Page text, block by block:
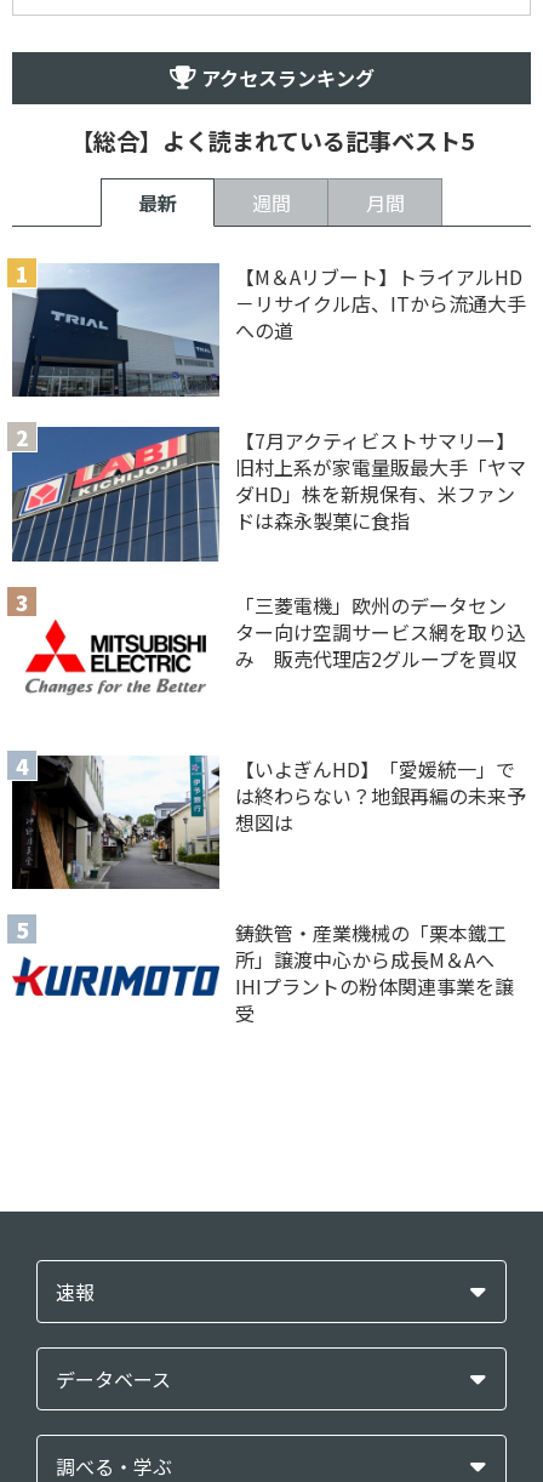
アクセスランキング
【総合】よく読まれている記事ベスト5
最新 週間 月間
【M＆Aリブート】トライアルHD
－リサイクル店、ITから流通大手
への道
【7月アクティビストサマリー】
旧村上系が家電量販最大手「ヤマ
ダHD」株を新規保有、米ファン
ドは森永製菓に食指
「三菱電機」欧州のデータセン
ター向け空調サービス網を取り込
み 販売代理店2グループを買収
【いよぎんHD】「愛媛統一」で
は終わらない？地銀再編の未来予
想図は
鋳鉄管・産業機械の「栗本鐵工
所」譲渡中心から成長M＆Aへ
IHIプラントの粉体関連事業を譲
受
速報
データベース
調べる・学ぶ